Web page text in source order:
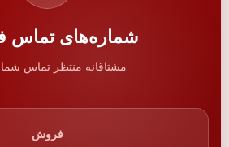
شماره‌های تماس
مشتاقانه منتظر تماس
فروش